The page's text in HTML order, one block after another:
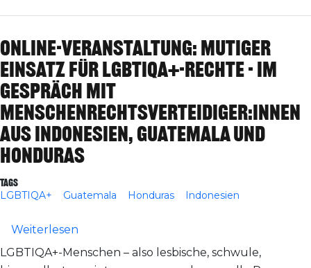
Online-Veranstaltung: Mutiger
Einsatz für LGBTIQA+-Rechte - Im
Gespräch mit
Menschenrechtsverteidiger:innen
aus Indonesien, Guatemala und
Honduras
Tags
LGBTIQA+ Guatemala Honduras Indonesien
Weiterlesen
LGBTIQA+-Menschen – also lesbische, schwule,